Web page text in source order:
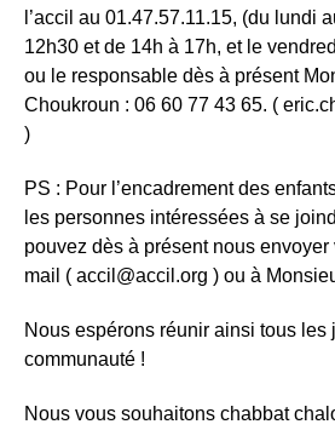
l’accil au 01.47.57.11.15, (du lundi
12h30 et de 14h à 17h, et le
ou le responsable dès à présent
Choukroun : 06 60 77 43 65. (
)
PS : Pour l’encadrement des
les personnes intéressées à se
pouvez dès à présent nous
mail ( accil@accil.org ) ou à
Nous espérons réunir ainsi tous les
communauté !
Nous vous souhaitons chabbat